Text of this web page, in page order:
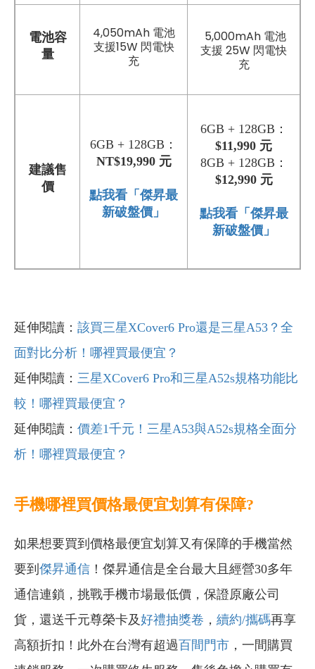
電池容
量
4,050mAh 電池
支援15W 閃電快
充
5,000mAh 電池
支援 25W 閃電快
充
建議售
價
6GB + 128GB：
NT$19,990 元
點我看「傑昇最
新破盤價」
6GB + 128GB：
$11,990 元
8GB + 128GB：
$12,990 元
點我看「傑昇最
新破盤價」
延伸閱讀： 該買三星XCover6 Pro還是三星A53？全
面對比分析！哪裡買最便宜？
延伸閱讀： 三星XCover6 Pro和三星A52s規格功能比
較！哪裡買最便宜？
延伸閱讀： 價差1千元！三星A53與A52s規格全面分
析！哪裡買最便宜？
手機哪裡買價格最便宜划算有保障?
如果想要買到價格最便宜划算又有保障的手機當然
要到 傑昇通信 ！傑昇通信是全台最大且經營30多年
通信連鎖，挑戰手機市場最低價，保證原廠公司
貨，還送千元尊榮卡及好禮抽獎卷 ， 續約/攜碼再享
高額折扣！此外在台灣有超過百間門市 ，一間購買